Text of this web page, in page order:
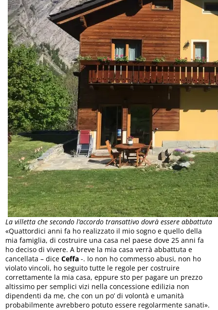
La villetta che secondo l’accordo transattivo dovrà essere abbattuta
«Quattordici anni fa ho realizzato il mio sogno e quello della
mia famiglia, di costruire una casa nel paese dove 25 anni fa
ho deciso di vivere. A breve la mia casa verrà abbattuta e
cancellata – diceCeffa -. Io non ho commesso abusi, non ho
violato vincoli, ho seguito tutte le regole per costruire
correttamente la mia casa, eppure sto per pagare un prezzo
altissimo per semplici vizi nella concessione edilizia non
dipendenti da me, che con un po’ di volontà e umanità
probabilmente avrebbero potuto essere regolarmente sanati».